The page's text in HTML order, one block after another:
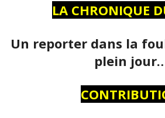
LA CHRONIQUE
Un reporter dans la
plein